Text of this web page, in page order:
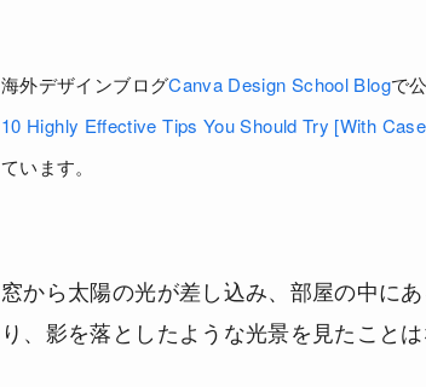
海外デザインブログCanva Design School Blogで
10 Highly Effective Tips You Should Try [With
ています。
窓から太陽の光が差し込み、部屋の中に
り、影を落としたような光景を見たことは